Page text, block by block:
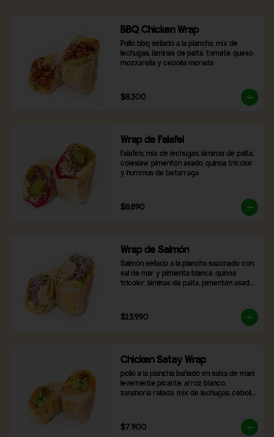
BBQ Chicken Wrap
Pollo bbq sellado a la plancha, mix de
lechugas, láminas de palta, tomate, queso
mozzarella y cebolla morada
$8.300
Wrap de Falafel
Falafels, mix de lechugas, láminas de palta,
coleslaw, pimentón asado, quínoa tricolor
y hummus de betarraga
$8.890
Wrap de Salmón
Salmón sellado a la plancha sazonado con
sal de mar y pimienta blanca, quínoa
tricolor, láminas de palta, pimentón asado,
$13.990
Chicken Satay Wrap
pollo a la plancha bañado en salsa de maní
levemente picante, arroz blanco,
zanahoria rallada, mix de lechugas, cebolla
$7.900